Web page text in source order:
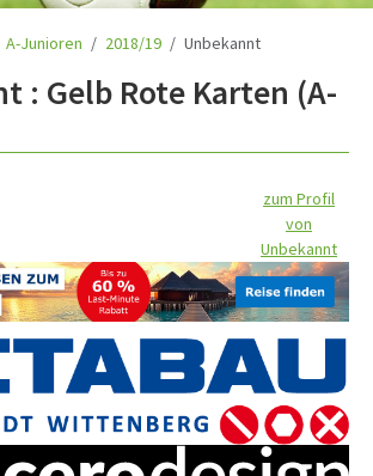
A-Junioren 2018/19 Unbekannt
: Gelb Rote Karten (A-
zum Profil
von
Unbekannt